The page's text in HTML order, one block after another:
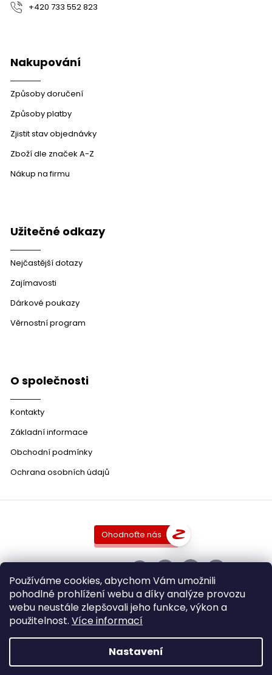
Používáme cookies, abychom Vám umožnili
pohodlné prohlížení webu a díky analýze provozu
webu neustále zlepšovali jeho funkce, výkon a
použitelnost. Více informací
Nastavení
+420 733 552 823
Nakupování
Způsoby doručení
Způsoby platby
Zjistit stav objednávky
Zboží dle značek A-Z
Nákup na firmu
Užitečné odkazy
Nejčastější dotazy
Zajímavosti
Dárkové poukazy
Věrnostní program
O společnosti
Kontakty
Základní informace
Obchodní podmínky
Ochrana osobních údajů
Ohodnoťte nás
Copyright 2026DobraVina.cz. Všechna práva vyhrazena.
Upravit nastavení cookies
Grafický návrh vytvořil a nakódoval